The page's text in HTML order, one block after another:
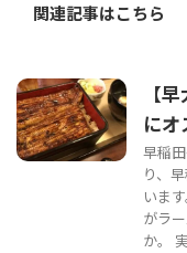
関連記事はこちら
【
に
早稲
り、
いま
がラ
か。